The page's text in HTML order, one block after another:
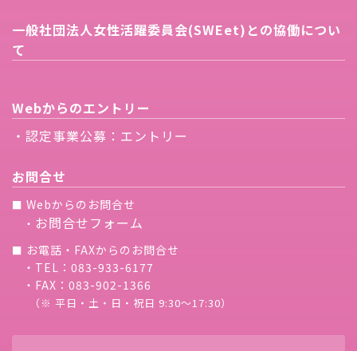
一般社団法人女性活躍委員会(SWEet)との協働につい
て
Webからのエントリー
・認定事業公募：エントリー
お問合せ
■ Webからのお問合せ
・ お問合せフォーム
■ お電話・FAXからのお問合せ
・TEL：083-933-6177
・FAX：083-902-1366
（※ 平日・土・日・祝日 9:30〜17:30）